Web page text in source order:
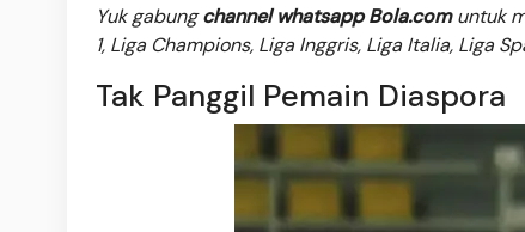
Yuk gabungchannel whatsapp Bola.comuntuk
1, Liga Champions, Liga Inggris, Liga Italia, Liga
Tak Panggil Pemain Diaspora